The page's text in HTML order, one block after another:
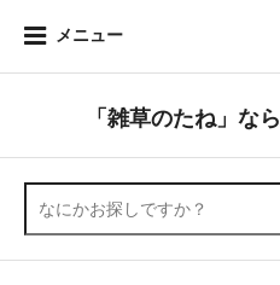
メニュー
「雑草のたね」な